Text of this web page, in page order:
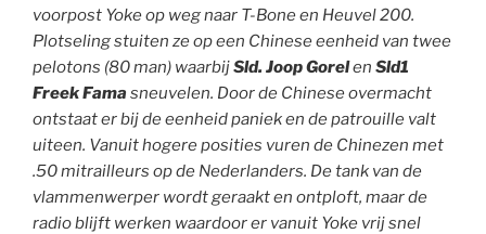
voorpost Yoke op weg naar T-Bone en Heuvel 200.
Plotseling stuiten ze op een Chinese eenheid van twee
pelotons (80 man) waarbijSld. Joop Gorelen Sld1
Freek Fama sneuvelen. Door de Chinese overmacht
ontstaat er bij de eenheid paniek en de patrouille valt
uiteen. Vanuit hogere posities vuren de Chinezen met
.50 mitrailleurs op de Nederlanders. De tank van de
vlammenwerper wordt geraakt en ontploft, maar de
radio blijft werken waardoor er vanuit Yoke vrij snel